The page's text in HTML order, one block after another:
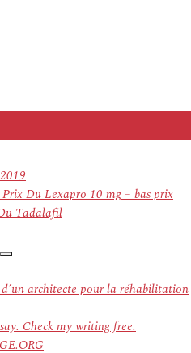
Du Lexapro 10 mg – bas prix
Tadalafil
Recherche
architecte pour la réhabilitation
Check my writing free.